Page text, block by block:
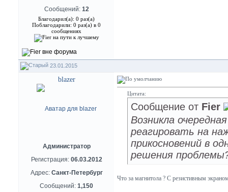
Сообщений: 12
Благодарил(а): 0 раз(а)
Поблагодарили: 0 раз(а) в 0
сообщениях
23.01.2015
blazer
Администратор
Регистрация: 06.03.2012
Адрес: Санкт-Петербург
Сообщений: 1,150
Цитата:
Сообщение от Fier
Возникла
реагировать на
прикосновений в
решения
Что за магнитола ? С резистивным